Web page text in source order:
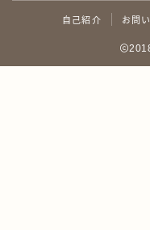
自己紹介 お問